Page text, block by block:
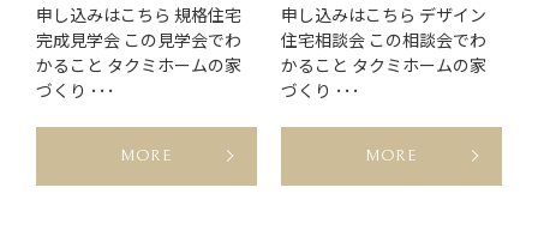
申し込みはこちら 規格住宅
完成見学会 この見学会でわ
かること タクミホームの家
づくり ･･･
MORE
申し込みはこちら デザイン
住宅相談会 この相談会でわ
かること タクミホームの家
づくり ･･･
MORE